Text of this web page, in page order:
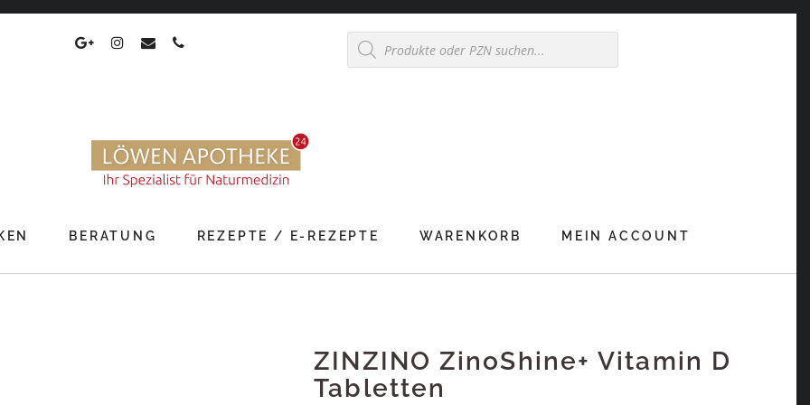
Products
search
BERATUNG REZEPTE / E-REZEPTE WARENKORB MEIN ACCOUNT
ZINZINO ZinoShine+ Vitamin D
Tabletten